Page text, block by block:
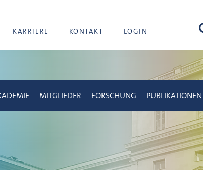
KARRIERE KONTAKT LOGIN
MITGLIEDER FORSCHUNG PUBLIKATIONEN